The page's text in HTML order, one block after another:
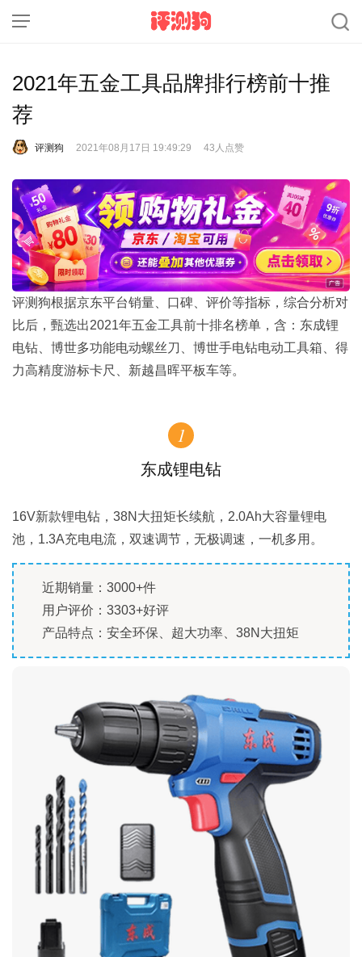
2021年五金工具品牌排行榜前十推
荐
评测狗 2021年08月17日 19:49:29 43人点赞
评测狗根据京东平台销量、口碑、评价等指标，综合分析对
比后，甄选出2021年五金工具前十排名榜单，含：东成锂
电钻、博世多功能电动螺丝刀、博世手电钻电动工具箱、得
力高精度游标卡尺、新越昌晖平板车等。
1
东成锂电钻
16V新款锂电钻，38N大扭矩长续航，2.0Ah大容量锂电
池，1.3A充电电流，双速调节，无极调速，一机多用。
近期销量：3000+件
用户评价：3303+好评
产品特点：安全环保、超大功率、38N大扭矩